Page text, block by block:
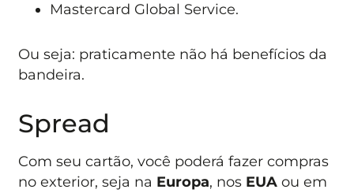
Mastercard Global Service.
Ou seja: praticamente não há benefícios da
bandeira.
Spread
Com seu cartão, você poderá fazer compras
no exterior, seja na Europa, nos EUAou em